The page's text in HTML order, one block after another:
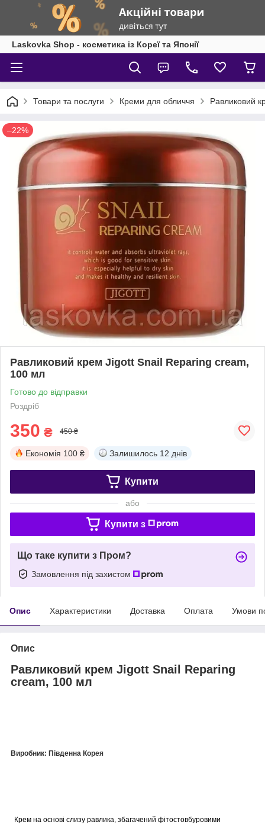
Laskovka Shop - косметика із Кореї та Японії
Товари та послуги Креми для обличчя Равликовий
–22%
Равликовий крем Jigott Snail Reparing cream,
100 мл
Готово до відправки
Роздріб
350 ₴ 450 ₴
Економія 100 ₴ Залишилось 12 днів
Купити
або
Купити з
Що таке купити з Пром?
Замовлення під захистом
Опис Характеристики Доставка Оплата Умови
Опис
Равликовий крем Jigott Snail Reparing
cream, 100 мл
Виробник: Південна Корея
Крем на основі слизу равлика, збагачений фітостовбуровими